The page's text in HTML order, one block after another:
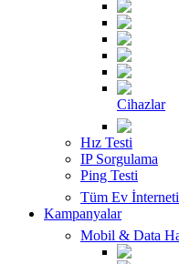
Cihazlar
Hız Testi
IP Sorgulama
Ping Testi
Tüm Ev
Kampanyalar
Mobil & Data